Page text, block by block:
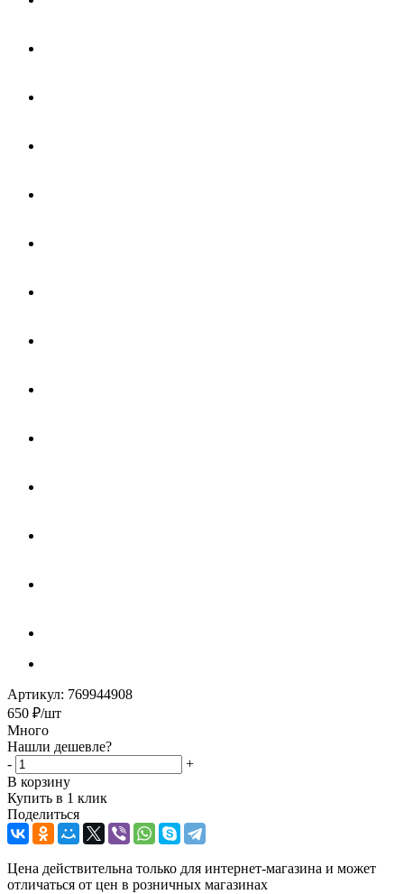
Артикул: 769944908
650 ₽/шт
Много
Нашли дешевле?
-
+
В корзину
Купить в 1 клик
Поделиться
Цена действительна только для интернет-магазина и может
отличаться от цен в розничных магазинах